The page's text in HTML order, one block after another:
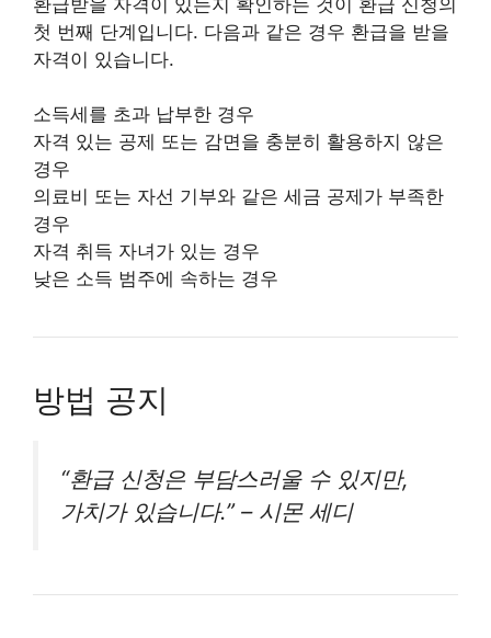
첫 번째 단계입니다. 다음과 같은 경우 환급을 받을
자격이 있습니다.
소득세를 초과 납부한 경우
자격 있는 공제 또는 감면을 충분히 활용하지 않은
경우
의료비 또는 자선 기부와 같은 세금 공제가 부족한
경우
자격 취득 자녀가 있는 경우
낮은 소득 범주에 속하는 경우
방법 공지
“환급 신청은 부담스러울 수 있지만,
가치가 있습니다.” – 시몬 세디